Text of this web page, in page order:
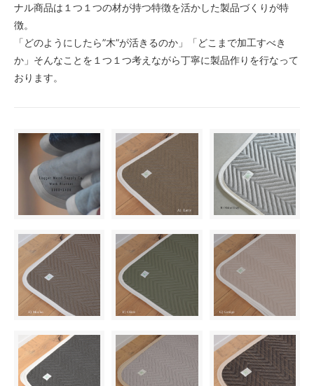
ナル商品は１つ１つの材が持つ特徴を活かした製品づくりが特
徴。
「どのようにしたら”木”が活きるのか」「どこまで加工すべき
か」そんなことを１つ１つ考えながら丁寧に製品作りを行なって
おります。